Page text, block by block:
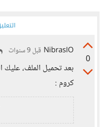
0
NibrasIO قبل 9 سنوات
بعد تحميل الملف، عليك
كروم :